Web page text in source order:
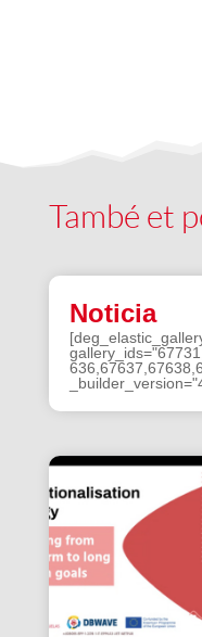
També et
Noticia